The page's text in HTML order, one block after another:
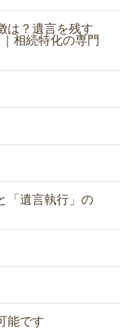
は？遺言を残す
相続特化の専門
「遺言執行」の
能です